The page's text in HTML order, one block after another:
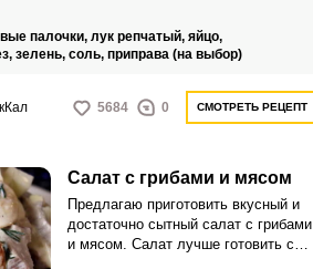
палочки, лук репчатый, яйцо,
зелень, соль, приправа (на выбор)
5684 0 СМОТРЕТЬ РЕЦЕПТ
Салат с грибами и мясом
Предлагаю приготовить вкусный и
достаточно сытный салат с грибами
и мясом. Салат лучше готовить с
РЕГИСТРАЦИЯ